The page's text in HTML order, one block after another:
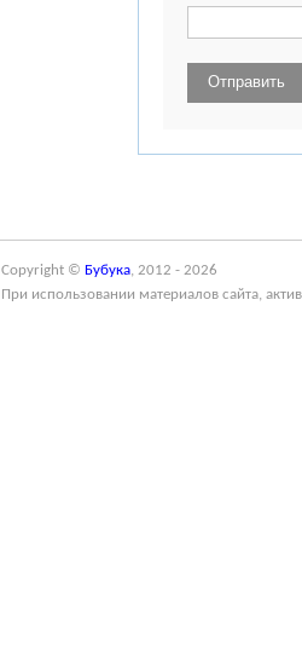
Copyright © Бубука, 2012 - 2026
При использовании материалов сайта,